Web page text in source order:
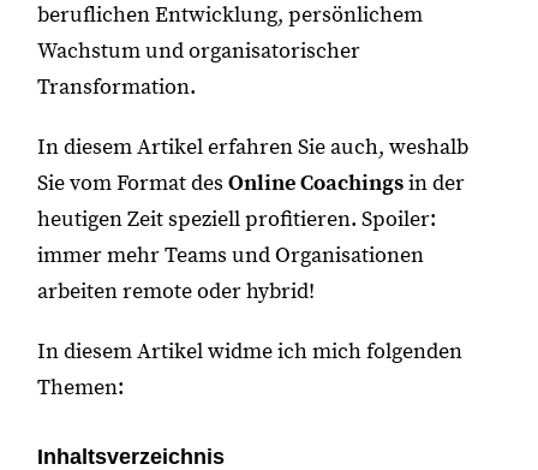
beruflichen Entwicklung, persönlichem
Wachstum und organisatorischer
Transformation.
In diesem Artikel erfahren Sie auch, weshalb
Sie vom Format desOnline Coachingsin der
heutigen Zeit speziell profitieren. Spoiler:
immer mehr Teams und Organisationen
arbeiten remote oder hybrid!
In diesem Artikel widme ich mich folgenden
Themen:
Inhaltsverzeichnis